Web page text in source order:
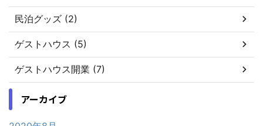
民泊グッズ (2)
ゲストハウス (5)
ゲストハウス開業 (7)
アーカイブ